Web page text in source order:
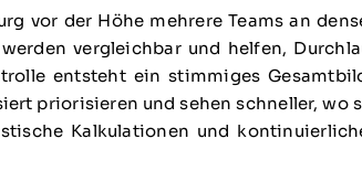
vor der Höhe mehrere Teams an
vergleichbar und helfen,
entsteht ein stimmiges
priorisieren und sehen schneller,
Kalkulationen und